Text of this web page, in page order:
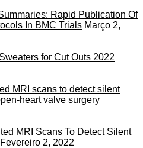
Rapid Publication Of
In BMC Trials Março 2,
for Cut Outs 2022
MRI scans to detect silent
heart valve surgery
MRI Scans To Detect Silent
Fevereiro 2, 2022